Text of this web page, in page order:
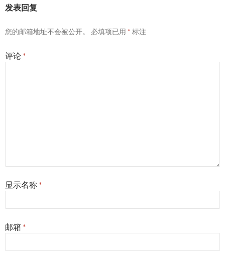
发表回复
您的邮箱地址不会被公开。 必填项已用 * 标注
评论 *
显示名称 *
邮箱 *